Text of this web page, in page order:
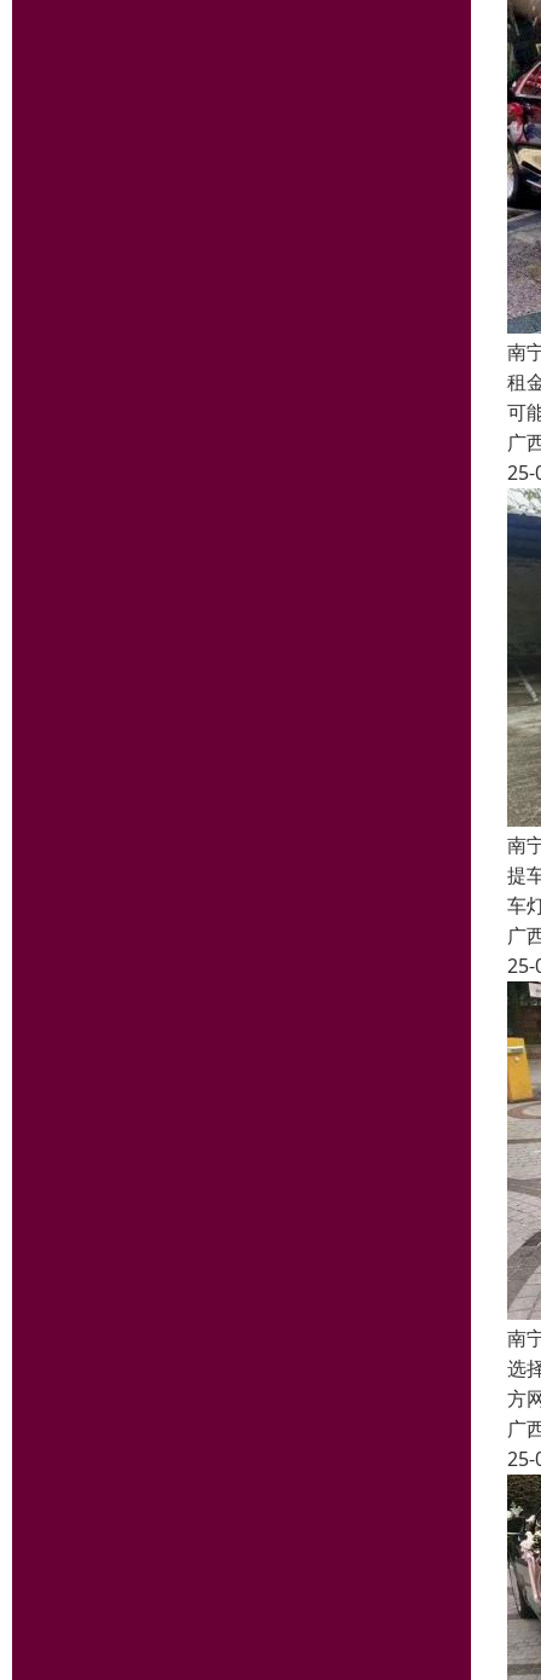
南
租
可
广
25-
南
提
车
广
25-
南
选
方
广
25-